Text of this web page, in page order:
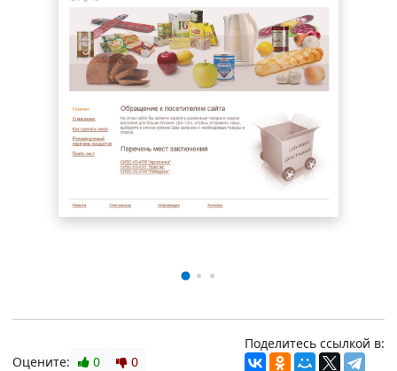
Оцените: 0 0
Поделитесь ссылкой в: